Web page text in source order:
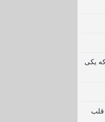
یکی
قلب